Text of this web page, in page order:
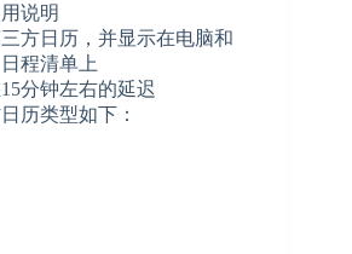
说明
方日历，并显示在电脑和
程清单上
分钟左右的延迟
历类型如下：